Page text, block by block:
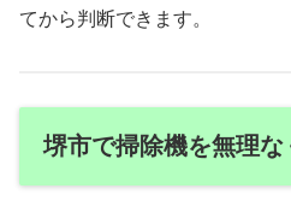
てから判断できます。
堺市で掃除機を無理